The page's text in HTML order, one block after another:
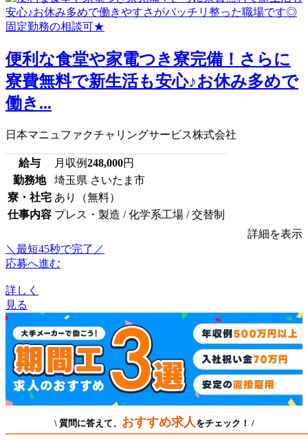
便利な食堂や家電つき寮完備！さらに
寮費無料で新生活も安心♪お休み多めで
働き...
日本マニュファクチャリングサービス株式会社
給与 月収例248,000円
勤務地
埼玉県 さいたま市
寮・社宅 あり（無料）
仕事内容 プレス・製造 / 化学系工場 / 交替制
詳細を表示
＼最短45秒で完了／
応募へ進む
詳しく
見る
\ 質問に答えて、 おすすめ求人 をチェック！ /